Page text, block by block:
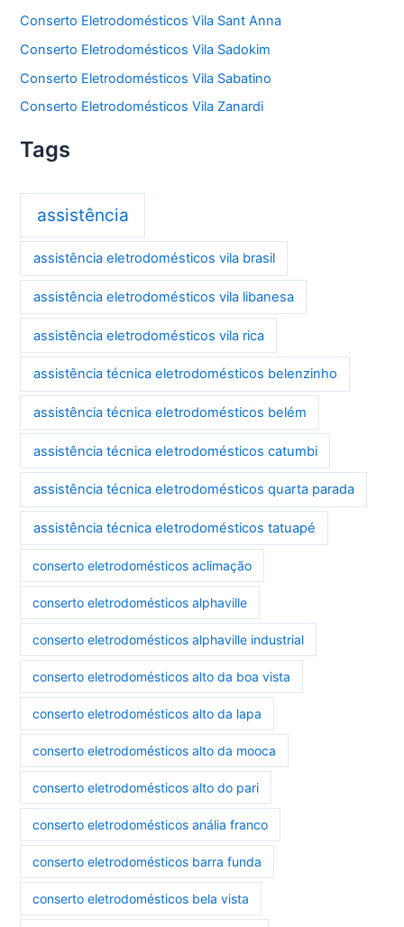
Conserto Eletrodomésticos Vila Sant Anna
Conserto Eletrodomésticos Vila Sadokim
Conserto Eletrodomésticos Vila Sabatino
Conserto Eletrodomésticos Vila Zanardi
Tags
assistência
assistência eletrodomésticos vila brasil
assistência eletrodomésticos vila libanesa
assistência eletrodomésticos vila rica
assistência técnica eletrodomésticos belenzinho
assistência técnica eletrodomésticos belém
assistência técnica eletrodomésticos catumbi
assistência técnica eletrodomésticos quarta parada
assistência técnica eletrodomésticos tatuapé
conserto eletrodomésticos aclimação
conserto eletrodomésticos alphaville
conserto eletrodomésticos alphaville industrial
conserto eletrodomésticos alto da boa vista
conserto eletrodomésticos alto da lapa
conserto eletrodomésticos alto da mooca
conserto eletrodomésticos alto do pari
conserto eletrodomésticos anália franco
conserto eletrodomésticos barra funda
conserto eletrodomésticos bela vista